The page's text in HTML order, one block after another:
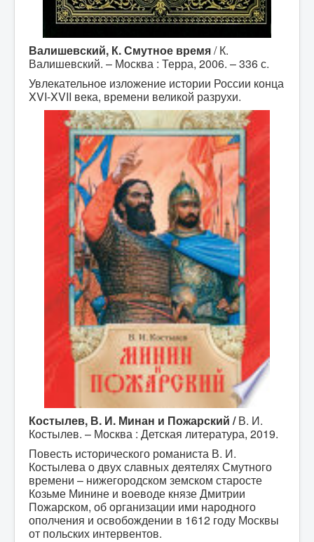
Валишевский, К. Смутное время/ К.
Валишевский. – Москва : Терра, 2006. – 336 с.
Увлекательное изложение истории России конца
XVI-XVII века, времени великой разрухи.
Костылев, В. И. Минан и Пожарский /В. И.
Костылев. – Москва : Детская литература, 2019.
Повесть исторического романиста В. И.
Костылева о двух славных деятелях Смутного
времени – нижегородском земском старосте
Козьме Минине и воеводе князе Дмитрии
Пожарском, об организации ими народного
ополчения и освобождении в 1612 году Москвы
от польских интервентов.